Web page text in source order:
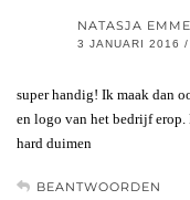
NATASJA
3 JANUARI 2016
super handig! Ik maak dan
en logo van het bedrijf erop.
hard duimen
BEANTWOORDEN